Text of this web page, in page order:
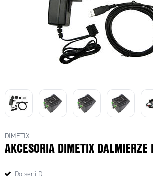
DIMETIX
AKCESORIA DIMETIX DALMIERZE
Do serii D